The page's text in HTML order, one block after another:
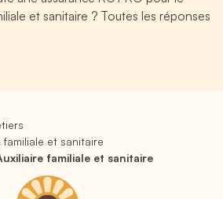
et sanitaire ? Toutes les réponses
familiale et sanitaire
familiale et sanitaire